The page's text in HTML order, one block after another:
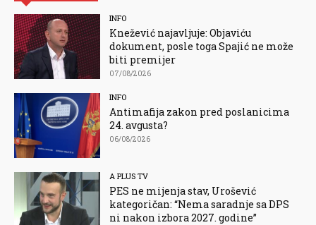
INFO
Knežević najavljuje: Objaviću
dokument, posle toga Spajić ne može
biti premijer
07/08/2026
INFO
Antimafija zakon pred poslanicima
24. avgusta?
06/08/2026
A PLUS TV
PES ne mijenja stav, Urošević
kategoričan: “Nema saradnje sa DPS
ni nakon izbora 2027. godine”